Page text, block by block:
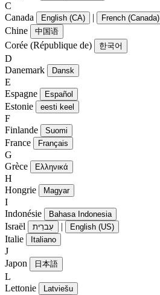
C
Canada
English (CA) | French (Canada)
Chine 中国语
Corée (République de) 한국어
D
Danemark
Dansk
E
Espagne
Español
Estonie eesti keel
F
Finlande
Suomi
France Français
G
Grèce
Ελληνικά
H
Hongrie
Magyar
I
Indonésie
Bahasa Indonesia
Israël עִברִית | English (US)
Italie Italiano
J
Japon
日本語
L
Lettonie
Latviešu